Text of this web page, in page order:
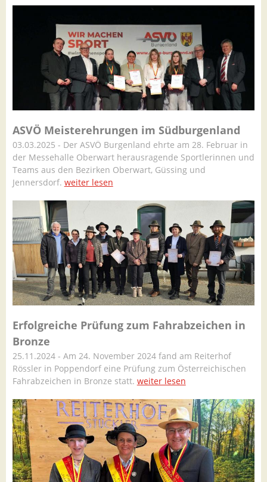
ASVÖ Meisterehrungen im Südburgenland
03.03.2025 - Der ASVÖ Burgenland ehrte am 28. Februar in
der Messehalle Oberwart herausragende Sportlerinnen und
Teams aus den Bezirken Oberwart, Güssing und
Jennersdorf. weiter lesen
Erfolgreiche Prüfung zum Fahrabzeichen in
Bronze
25.11.2024 - Am 24. November 2024 fand am Reiterhof
Rössler in Poppendorf eine Prüfung zum Österreichischen
Fahrabzeichen in Bronze statt. weiter lesen